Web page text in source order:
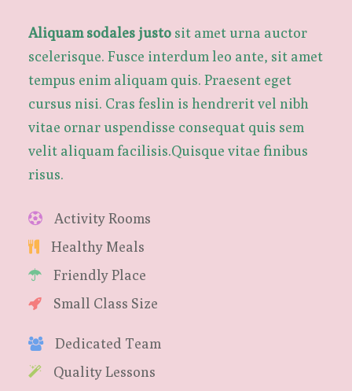
Aliquam sodales justosit amet urna auctor
scelerisque. Fusce interdum leo ante, sit amet
tempus enim aliquam quis. Praesent eget
cursus nisi. Cras feslin is hendrerit vel nibh
vitae ornar uspendisse consequat quis sem
velit aliquam facilisis.Quisque vitae finibus
risus.
Activity Rooms
Healthy Meals
Friendly Place
Small Class Size
Dedicated Team
Quality Lessons